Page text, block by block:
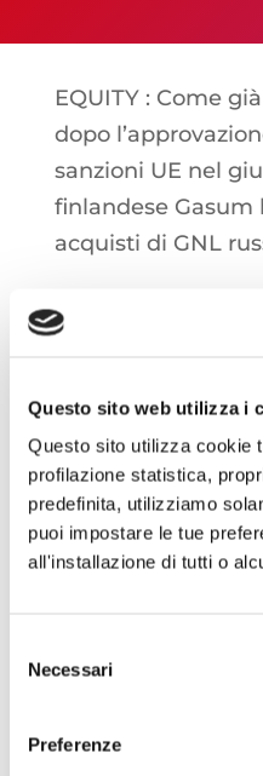
Questo sito web utilizza i
Questo sito utilizza cookie
profilazione statistica,
predefinita, utilizziamo
puoi impostare le tue
all'installazione di tutti o
delNecessari
Preferenze
EQUITY : Come
dopo
sanzioni UE nel
finlandese
acquisti di GNL
EQUITY: Wall
Questa è
che stavi
Clicca sul
già in possesso
per